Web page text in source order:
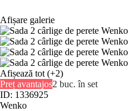
Afișare galerie
Afișează tot (+2)
Preț avantajos2 buc. în set
ID: 1336925
Wenko